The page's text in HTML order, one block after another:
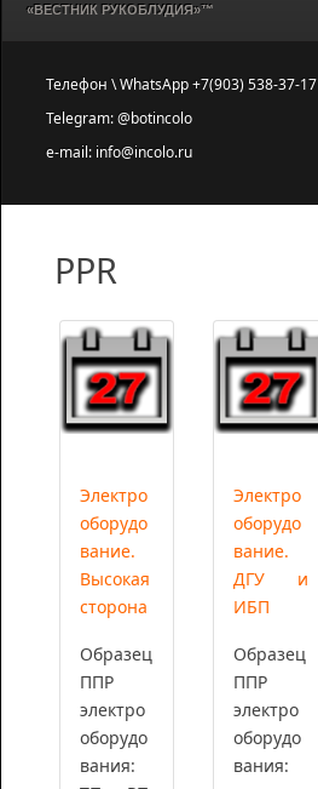
«ВЕСТНИК РУКОБЛУДИЯ»™
Телефон \ WhatsApp +7(903) 538-37-17
Telegram: @botincolo
e-mail: info@incolo.ru
PPR
Электро
оборудо
вание.
Высокая
сторона
Образец
ППР
электро
оборудо
вания:
Электро
оборудо
вание.
ДГУ и
ИБП
Образец
ППР
электро
оборудо
вания: